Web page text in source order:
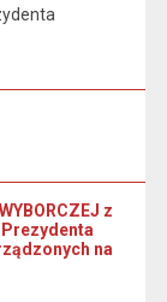
z
na